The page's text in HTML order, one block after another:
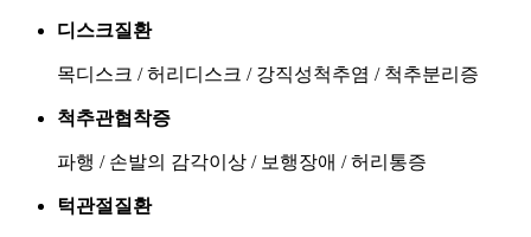
디스크질환
목디스크 / 허리디스크 / 강직성척추염 / 척추분리증
척추관협착증
파행 / 손발의 감각이상 / 보행장애 / 허리통증
턱관절질환